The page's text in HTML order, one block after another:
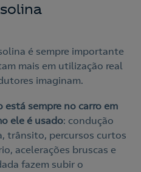
é sempre importante
mais em utilização real
imaginam.
está sempre no carro em
ele é usado: condução
trânsito, percursos curtos
acelerações bruscas e
fazem subir o